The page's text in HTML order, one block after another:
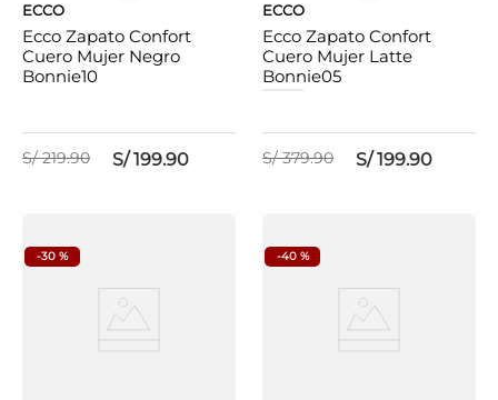
ECCO
Ecco Zapato Confort
Cuero Mujer Negro
Bonnie10
S/ 219.90 S/ 199.90
ECCO
Ecco Zapato Confort
Cuero Mujer Latte
Bonnie05
S/ 379.90 S/ 199.90
-30 % -40 %